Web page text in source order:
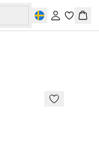
Logga inKorg